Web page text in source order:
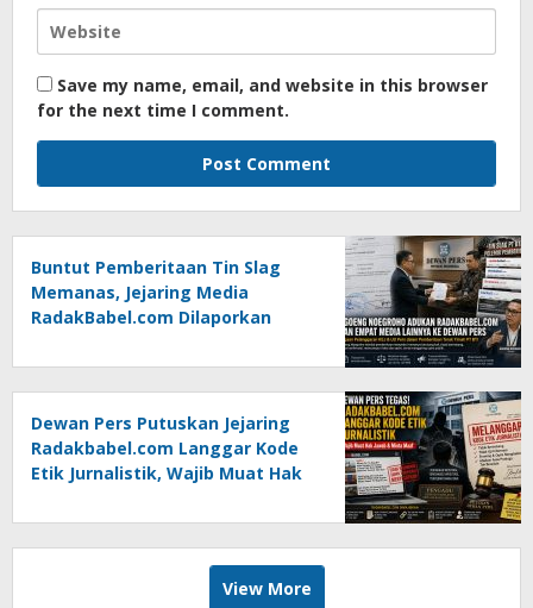
Save my name, email, and website in this browser
for the next time I comment.
Buntut Pemberitaan Tin Slag
Memanas, Jejaring Media
RadakBabel.com Dilaporkan
Pers
Dewan Pers Putuskan Jejaring
Radakbabel.com Langgar Kode
Etik Jurnalistik, Wajib Muat Hak
View More